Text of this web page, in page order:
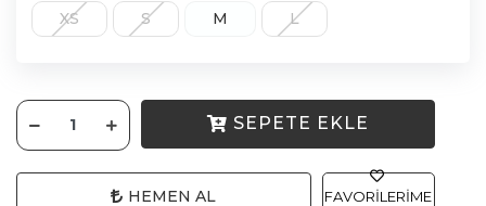
XS
S M L
SEPETE EKLE
HEMEN AL
FAVORILERIME